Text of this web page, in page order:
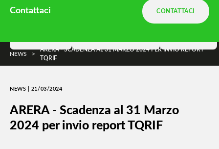
Ambiente.it è una divisione
e parte diDNA Ambiente
Contattaci CONTATTACI
NEWS >
ARERA - SCADENZA AL 31 MARZO 2024 PER INVIO REPORT
TQRIF
NEWS | 21/03/2024
ARERA - Scadenza al 31 Marzo
2024 per invio report TQRIF